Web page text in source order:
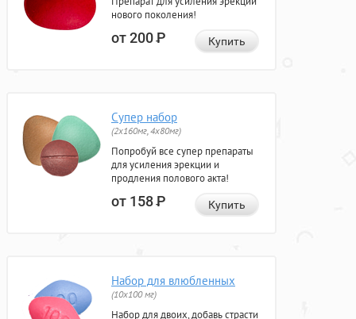
нового поколения!
от 200Р Купить
Супер набор
(2х160мг, 4х80мг)
Попробуй все супер препараты
для усиления эрекции и
продления полового акта!
от 158Р Купить
Набор для влюбленных
(10х100 мг)
Набор для двоих, добавь страсти